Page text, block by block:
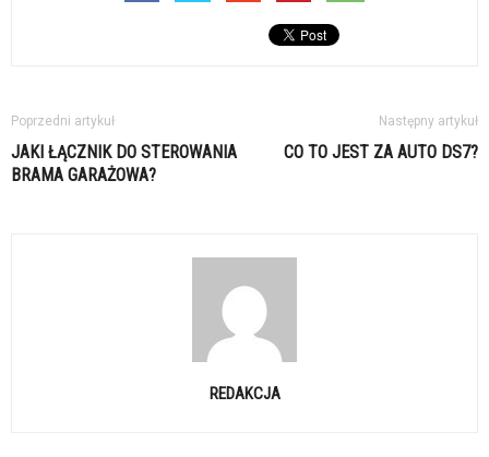
Poprzedni artykuł
JAKI ŁĄCZNIK DO STEROWANIA
BRAMA GARAŻOWA?
Następny artykuł
CO TO JEST ZA AUTO DS7?
REDAKCJA